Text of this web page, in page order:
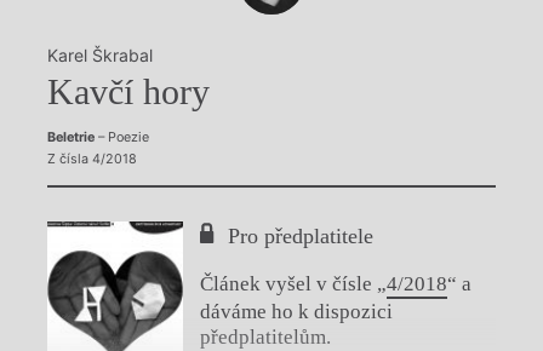
Rozhovory
Dokument
Výroční ceny
Karel Škrabal
Kavčí hory
Beletrie– Poezie
Z čísla 4/2018
Pro předplatitele
Článek vyšel v čísle „4/2018“ a
dáváme ho k dispozici
předplatitelům.